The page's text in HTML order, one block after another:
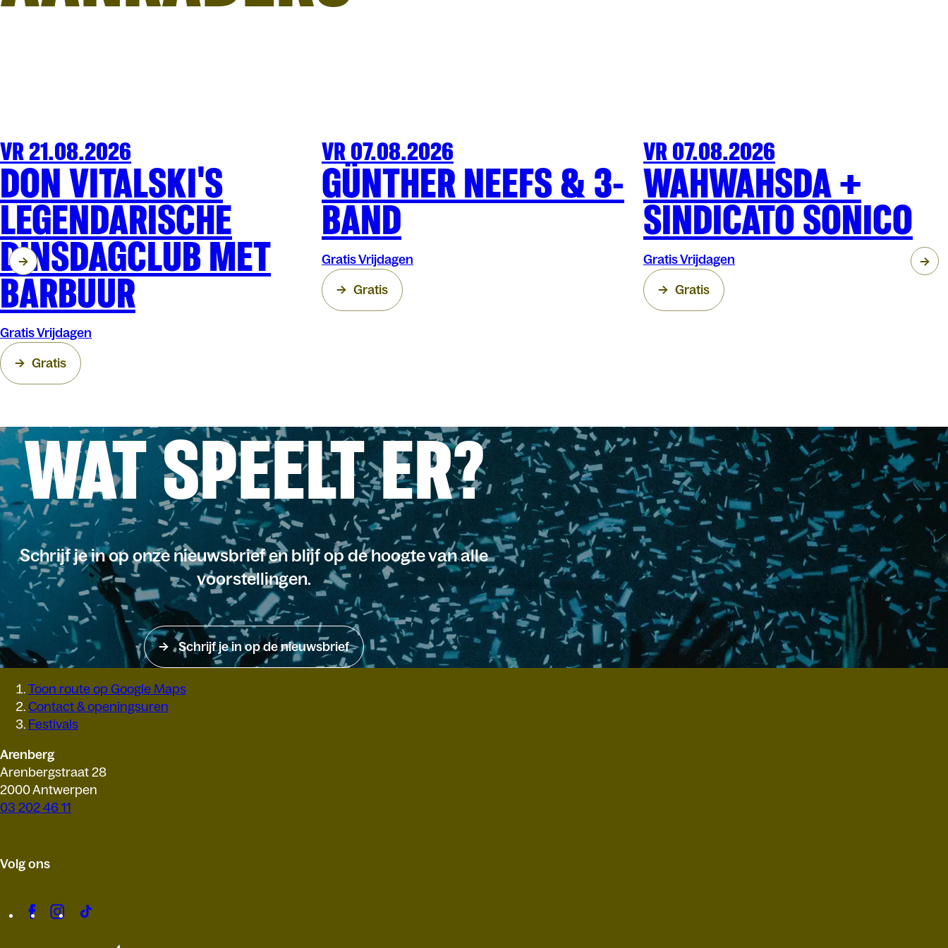
FESTIVAL OLT
VR 21.08.2026
DON VITALSKI'S
LEGENDARISCHE
DINSDAGCLUB MET
BARBUUR
Gratis Vrijdagen
Gratis
FESTIVAL OLT
VR 07.08.2026
GÜNTHER NEEFS & 3-
BAND
Gratis Vrijdagen
Gratis
FESTIVAL OLT
VR 07.08.2026
WAHWAHSDA +
SINDICATO SONICO
Gratis Vrijdagen
Gratis
WAT SPEELT ER?
Schrijf je in op onze nieuwsbrief en blijf op de hoogte van alle
voorstellingen.
Schrijf je in op de nieuwsbrief
Toon route op Google Maps
Contact & openingsuren
Festivals
Arenberg
Arenbergstraat 28
2000 Antwerpen
03 202 46 11
Volg ons